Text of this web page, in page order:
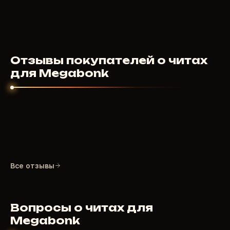
Отзывы покупателей о читах
для Megabonk
Все отзывы
Вопросы о читах для
Megabonk